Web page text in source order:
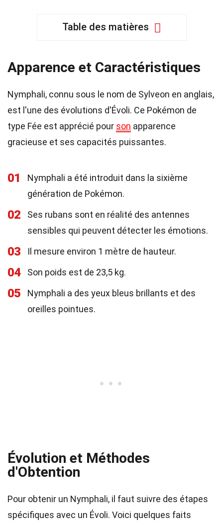
Table des matières
Apparence et Caractéristiques
Nymphali, connu sous le nom de Sylveon en anglais,
est l'une des évolutions d'Évoli. Ce Pokémon de
type Fée est apprécié pour son apparence
gracieuse et ses capacités puissantes.
01
Nymphali a été introduit dans la sixième
génération de Pokémon.
02
Ses rubans sont en réalité des antennes
sensibles qui peuvent détecter les émotions.
03 Il mesure environ 1 mètre de hauteur.
04 Son poids est de 23,5 kg.
05
Nymphali a des yeux bleus brillants et des
oreilles pointues.
Évolution et Méthodes
d'Obtention
Pour obtenir un Nymphali, il faut suivre des étapes
spécifiques avec un Évoli. Voici quelques faits